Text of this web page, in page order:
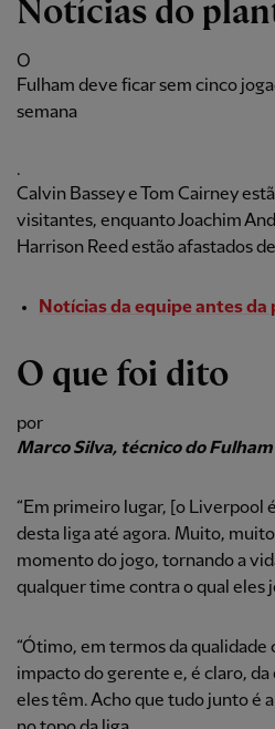
Notícias do
O
Fulham deve ficar sem cinco
semana
.
Calvin Bassey e Tom Cairney
visitantes, enquanto Joachim
Harrison Reed estão afastados
Notícias da equipe antes da
O que foi dito
por
Marco Silva, técnico do Fulham
“Em primeiro lugar, [o Liverpool
desta liga até agora. Muito,
momento do jogo, tornando a
qualquer time contra o qual eles
“Ótimo, em termos da qualidade
impacto do gerente e, é claro,
eles têm. Acho que tudo junto é